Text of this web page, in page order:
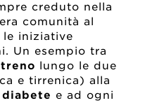
creduto nella
comunità al
le iniziative
Un esempio tra
lungo le due
e tirrenica) alla
e ad ogni